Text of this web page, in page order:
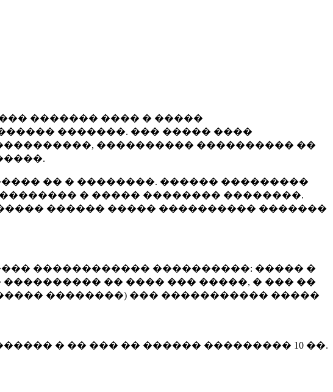
������� ���� � �����
�������. ��� ����� ����
���������� ���������� ��
�� � ��������. ������ ���������
� ����� �������� ��������.
������ ����� ���������� �������
������������ ����������: ����� �
�� ���� ��� �����, � ��� ��
��������) ��� ����������� �����
� �� ��� �� ������ ��������� 10 ��.